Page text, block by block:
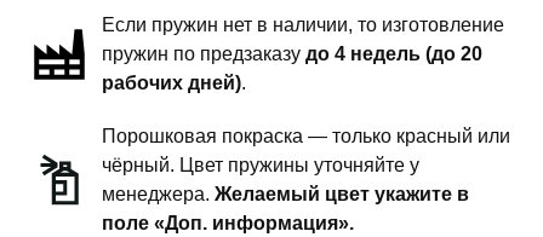
сток
Если пружин нет в наличии, то изготовление
пружин по предзаказу до 4 недель (до 20
рабочих дней).
Порошковая покраска — только красный или
чёрный. Цвет пружины уточняйте у
менеджера. Желаемый цвет укажите в
поле «Доп. информация».